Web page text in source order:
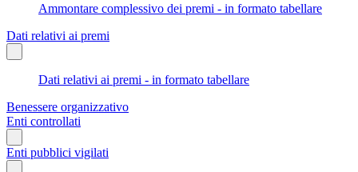
Ammontare complessivo dei premi - in formato tabellare
Dati relativi ai premi
Dati relativi ai premi - in formato tabellare
Benessere organizzativo
Enti controllati
Enti pubblici vigilati